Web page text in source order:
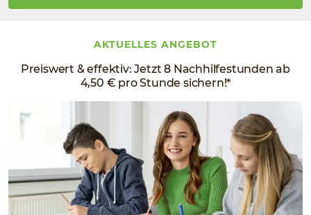
AKTUELLES ANGEBOT
Preiswert & effektiv: Jetzt 8 Nachhilfestunden ab
4,50 € pro Stunde sichern!*